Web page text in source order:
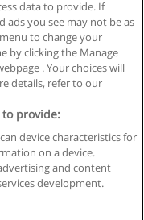
: B-95610580: -
data to provide. If
ads you see may not be as
to change your
by clicking the Manage
. Your choices will
details, refer to our
provide:
device characteristics for
on a device.
and content
development.